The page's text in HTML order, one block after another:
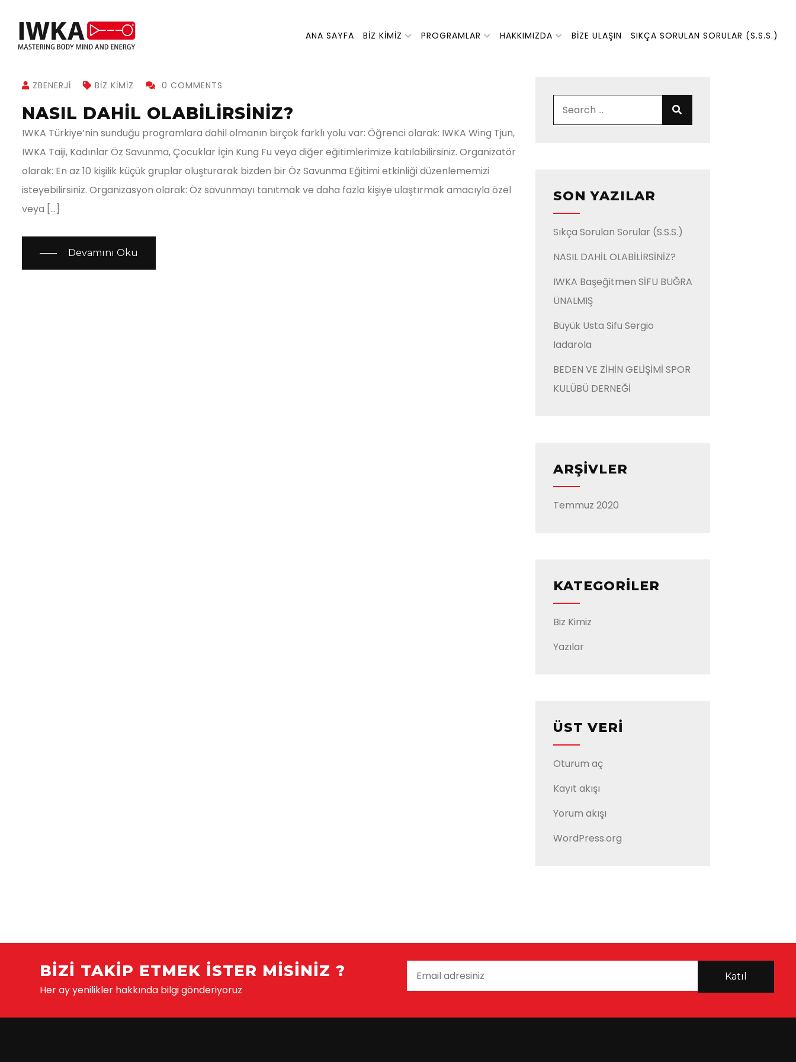
ANA SAYFA BIZ KIMIZ PROGRAMLAR HAKKIMIZDA BIZE ULAŞIN SIKÇA SORULAN SORULAR (S.S.S.)
ZBENERJI BIZ KIMIZ 0 COMMENTS
NASIL DAHİL OLABİLİRSİNİZ?
IWKA Türkiye’nin sunduğu programlara dahil olmanın birçok farklı yolu var: Öğrenci olarak: IWKA Wing Tjun,
IWKA Taiji, Kadınlar Öz Savunma, Çocuklar İçin Kung Fu veya diğer eğitimlerimize katılabilirsiniz. Organizatör
olarak: En az 10 kişilik küçük gruplar oluşturarak bizden bir Öz Savunma Eğitimi etkinliği düzenlememizi
isteyebilirsiniz. Organizasyon olarak: Öz savunmayı tanıtmak ve daha fazla kişiye ulaştırmak amacıyla özel
veya […]
Devamını Oku
Search for:
SON YAZILAR
Sıkça Sorulan Sorular (S.S.S.)
NASIL DAHİL OLABİLİRSİNİZ?
IWKA Başeğitmen SİFU BUĞRA
ÜNALMIŞ
Büyük Usta Sifu Sergio
Iadarola
BEDEN VE ZİHİN GELİŞİMİ SPOR
KULÜBÜ DERNEĞİ
ARŞIVLER
Temmuz 2020
KATEGORILER
Biz Kimiz
Yazılar
ÜST VERI
Oturum aç
Kayıt akışı
Yorum akışı
WordPress.org
BIZI TAKIP ETMEK ISTER MISINIZ ?
Her ay yenilikler hakkında bilgi gönderiyoruz